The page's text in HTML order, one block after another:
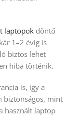
laptopok döntő
1–2 évig is
biztos lehet
hiba történik.
is, így a
biztonságos, mint
használt laptop